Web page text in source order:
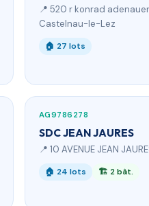
📍 520 r konrad
Castelnau-le-Lez
🏠 27 lots
AG9786278
SDC JEAN JAURES
📍 10 AVENUE JEAN
🏠 24 lots 🏗 2 bât.